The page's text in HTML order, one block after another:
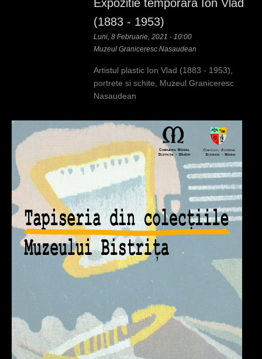
Expozitie temporara Ion Vlad
(1883 - 1953)
Luni, 8 Februarie, 2021 - 10:00
Muzeul Graniceresc Nasaudean
Artistul plastic Ion Vlad (1883 - 1953),
portrete si schite, Muzeul Graniceresc
Nasaudean